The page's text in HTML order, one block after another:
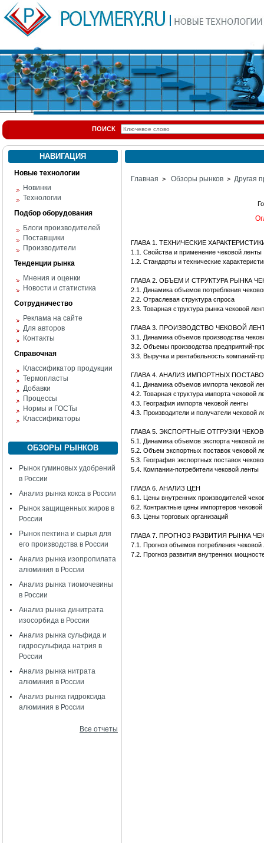
ПОИСК
НАВИГАЦИЯ
Новые технологии
Новинки
Технологии
Подбор оборудования
Блоги производителей
Поставщики
Производители
Тенденции рынка
Мнения и оценки
Новости и статистика
Сотрудничество
Реклама на сайте
Для авторов
Контакты
Справочная
Классификатор продукции
Термопласты
Добавки
Процессы
Нормы и ГОСТы
Классификаторы
ОБЗОРЫ РЫНКОВ
Рынок гуминовых удобрений
в России
Анализ рынка кокса в России
Рынок защищенных жиров в
России
Рынок пектина и сырья для
его производства в России
Анализ рынка изопропилата
алюминия в России
Анализ рынка тиомочевины
в России
Анализ рынка динитрата
изосорбида в России
Анализ рынка сульфида и
гидросульфида натрия в
России
Анализ рынка нитрата
алюминия в России
Анализ рынка гидроксида
алюминия в России
Все отчеты
Главная > Обзоры рынков > Другая
ГЛАВА 1. ТЕХНИЧЕСКИЕ
1.1. Свойства и применение чековой ленты
1.2. Стандарты и технические
ГЛАВА 2. ОБЪЕМ И СТРУКТУРА РЫНКА
2.1. Динамика объемов потребления
2.2. Отраслевая структура спроса
2.3. Товарная структура рынка чековой
ГЛАВА 3. ПРОИЗВОДСТВО ЧЕКОВОЙ
3.1. Динамика объемов производства
3.2. Объемы производства предприятий-
3.3. Выручка и рентабельность компаний-
ГЛАВА 4. АНАЛИЗ ИМПОРТНЫХ
4.1. Динамика объемов импорта чековой
4.2. Товарная структура импорта чековой
4.3. География импорта чековой ленты
4.3. Производители и получатели чековой
ГЛАВА 5. ЭКСПОРТНЫЕ ОТГРУЗКИ
5.1. Динамика объемов экспорта чековой
5.2. Объем экспортных поставок чековой
5.3. География экспортных поставок
5.4. Компании-потребители чековой ленты
ГЛАВА 6. АНАЛИЗ ЦЕН
6.1. Цены внутренних производителей
6.2. Контрактные цены импортеров
6.3. Цены торговых организаций
ГЛАВА 7. ПРОГНОЗ РАЗВИТИЯ РЫНКА
7.1. Прогноз объемов потребления
7.2. Прогноз развития внутренних